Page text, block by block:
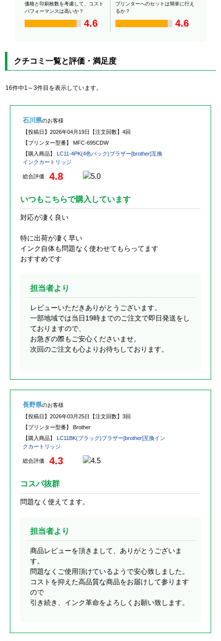
価格と印刷枚数を考慮して、コスト
パフォーマンスは高いか？
4.6
プリンターへのセットは簡単に行え
るか？
4.6
クチコミ一覧と評価・満足度
16件中1～3件目を表示しています。
石川県のお客様
【投稿日】 2026年04月19日 【注文回数】 4回
【プリンター型番】 MFC-695CDW
【購入商品】 LC11-4PK(4色パック)ブラザー[brother]互換
インクカートリッジ
総合評価 4.8
いつもこちらで購入しています
対応が凄く良い
特に出荷が凄く早い
インク自体も問題なく使わせてもらってます
おすすめです
担当者より
レビューいただきありがとうございます。
一部地域では当日19時までのご注文で即日発送をし
ておりますので、
お急ぎの際もご安心くださいませ。
次回のご注文も心よりお待ちしております。
長野県のお客様
【投稿日】 2026年03月25日 【注文回数】 3回
【プリンター型番】 Brother
【購入商品】 LC11BK(ブラック)ブラザー[brother]互換イン
クカートリッジ
総合評価 4.3
コスパ抜群
問題なく使えてます。
担当者より
商品レビューを頂きまして、ありがとうございま
す。
問題なくご使用頂けているようで安心致しました。
コストを抑えた高品質な商品をお届けして参ります
ので
引き続き、インク革命をよろしくお願い致します。